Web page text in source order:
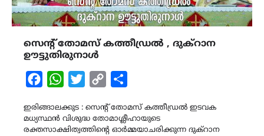
സെന്റ് തോമസ് കത്തീഡ്രല്‍ , ദുക്‌റാന
ഊട്ടുതിരുനാള്‍
FacebookWhatsAppTwitterCopy
ഇരിങ്ങാലക്കുട : സെന്റ് തോമസ് കത്തീഡ്രല്‍ ഇടവക
മധ്യസ്ഥൻ വിശുദ്ധ തോമാശ്ലീഹായുടെ
രക്തസാക്ഷിത്വത്തിന്റെ ഓര്‍മ്മയാചരിക്കുന്ന ദുക്‌റാന